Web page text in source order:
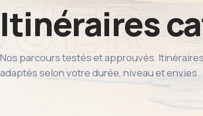
Itinéraires
Nos parcours testés et approuvés.
adaptés selon votre durée, niveau et envies.